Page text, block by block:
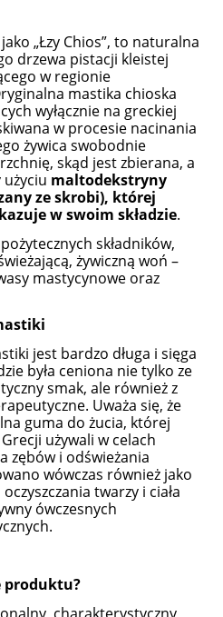
„Łzy Chios”, to naturalna
drzewa pistacji kleistej
w regionie
mastika chioska
wyłącznie na greckiej
w procesie nacinania
żywica swobodnie
skąd jest zbierana, a
maltodekstryny
ze skrobi), której
w swoim składzie.
składników,
żywiczną woń –
mastycynowe oraz
jest bardzo długa i sięga
była ceniona nie tylko ze
smak, ale również z
Uważa się, że
guma do żucia, której
używali w celach
zębów i odświeżania
wówczas również jako
twarzy i ciała
ówczesnych
produktu?